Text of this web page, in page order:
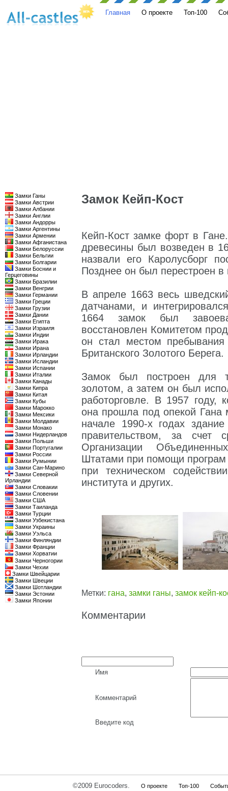
Главная О проекте Топ-100
Замки Ганы
Замки Австрии
Замки Албании
Замки Англии
Замки Андорры
Замки Аргентины
Замки Армении
Замки Афганистана
Замки Белоруссии
Замки Бельгии
Замки Болгарии
Замки Боснии и
Герцеговины
Замки Бразилии
Замки Венгрии
Замки Германии
Замки Греции
Замки Грузии
Замки Дании
Замки Египта
Замки Израиля
Замки Индии
Замки Ирака
Замки Ирана
Замки Ирландии
Замки Исландии
Замки Испании
Замки Италии
Замки Канады
Замки Кипра
Замки Китая
Замки Кубы
Замки Марокко
Замки Мексики
Замки Молдавии
Замки Монако
Замки Нидерландов
Замки Польши
Замки Португалии
Замки России
Замки Румынии
Замки Сан-Марино
Замки Северной
Ирландии
Замки Словакии
Замки Словении
Замки США
Замки Таиланда
Замки Турции
Замки Узбекистана
Замки Украины
Замки Уэльса
Замки Финляндии
Замки Франции
Замки Хорватии
Замки Черногории
Замки Чехии
Замки Швейцарии
Замки Швеции
Замки Шотландии
Замки Эстонии
Замки Японии
Замок Кейп-Кост
Кейп-Кост замке форт в
древесины был возведен в
назвали его Каролусборг
Позднее он был перестроен в
В апреле 1663 весь
датчанами, и
1664 замок был
восстановлен Комитетом
он стал местом пребывания
Британского Золотого Берега.
Замок был построен для
золотом, а затем он был
работорговле. В 1957 году,
она прошла под опекой Гана
начале 1990-х годах
правительством, за счет
Организации
Штатами при помощи
при техническом
института и других.
Метки: гана, замки ганы, замок кейп-
Комментарии
Имя
Комментарий
Введите код
©2009 Eurocoders. О проекте Топ-100